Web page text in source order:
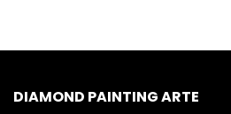
DIAMOND PAINTING ARTE